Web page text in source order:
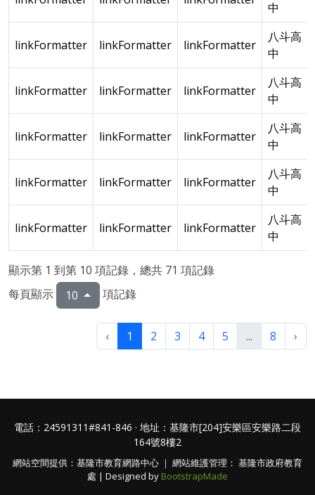
中
linkFormatter linkFormatter linkFormatter
八斗高
中
linkFormatter linkFormatter linkFormatter
八斗高
中
linkFormatter linkFormatter linkFormatter
八斗高
中
linkFormatter linkFormatter linkFormatter
八斗高
中
linkFormatter linkFormatter linkFormatter
八斗高
中
顯示第 1 到第 10 項記錄，總共 71 項記錄
每頁顯示
10 項記錄
‹ 1 2 3 4 5 ... 8 ›
電話：24591311#841-846 · 地址：基隆市[204]安樂區安樂路二段
164號8樓2
網站空間提供：基隆市教育網路中心 ｜ 網站維護管理： 基隆市政府教育
處 | Designed by BootstrapMade